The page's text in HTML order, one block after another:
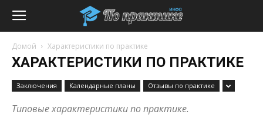
Домой Характеристики по практике
ХАРАКТЕРИСТИКИ ПО ПРАКТИКЕ
Заключения Календарные планы Отзывы по практике
Типовые характеристики по практике.